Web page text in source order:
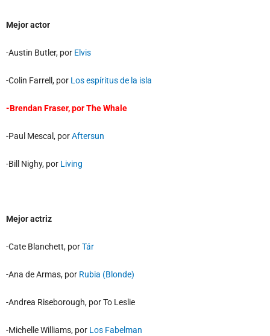
Mejor actor
-Austin Butler, por Elvis
-Colin Farrell, por Los espíritus de la isla
-Brendan Fraser, porThe Whale
-Paul Mescal, porAftersun
-Bill Nighy, por Living
Mejor actriz
-Cate Blanchett, porTár
-Ana de Armas, por Rubia (Blonde)
-Andrea Riseborough, por To Leslie
-Michelle Williams, por Los Fabelman